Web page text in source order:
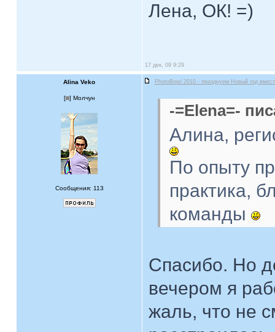
Лена, ОК! =)
17 дек, 09 9:29
Alina Veko PhotoBowl 2010 - празднуем Новый год
[ ] Молчун
Сообщения: 113
-=Elena=-
Алина,
По опыту
практика,
команды
Спасибо. Но
вечером я
жаль, что не